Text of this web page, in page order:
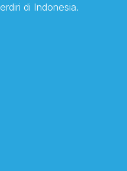
di Indonesia.